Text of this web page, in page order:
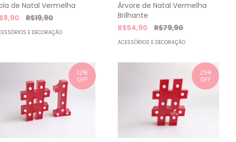
de Natal Vermelha
R$19,90
E DECORAÇÃO
Árvore de Natal Vermelha
Brilhante
R$54,90
R$79,90
ACESSÓRIOS E DECORAÇÃO
12%
OFF
25%
OFF